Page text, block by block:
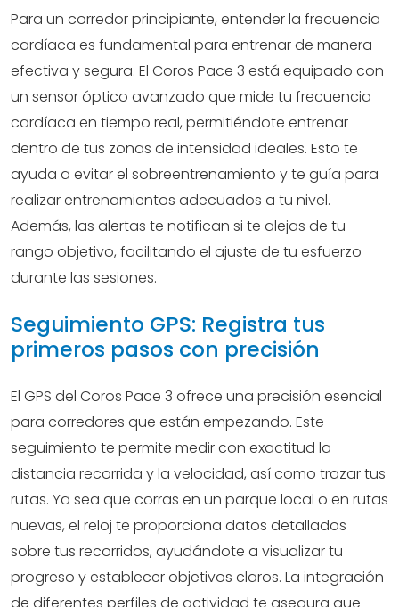
Para un corredor principiante, entender la frecuencia
cardíaca es fundamental para entrenar de manera
efectiva y segura. El Coros Pace 3 está equipado con
un sensor óptico avanzado que mide tu frecuencia
cardíaca en tiempo real, permitiéndote entrenar
dentro de tus zonas de intensidad ideales. Esto te
ayuda a evitar el sobreentrenamiento y te guía para
realizar entrenamientos adecuados a tu nivel.
Además, las alertas te notifican si te alejas de tu
rango objetivo, facilitando el ajuste de tu esfuerzo
durante las sesiones.
Seguimiento GPS: Registra tus
primeros pasos con precisión
El GPS del Coros Pace 3 ofrece una precisión esencial
para corredores que están empezando. Este
seguimiento te permite medir con exactitud la
distancia recorrida y la velocidad, así como trazar tus
rutas. Ya sea que corras en un parque local o en rutas
nuevas, el reloj te proporciona datos detallados
sobre tus recorridos, ayudándote a visualizar tu
progreso y establecer objetivos claros. La integración
de diferentes perfiles de actividad te asegura que